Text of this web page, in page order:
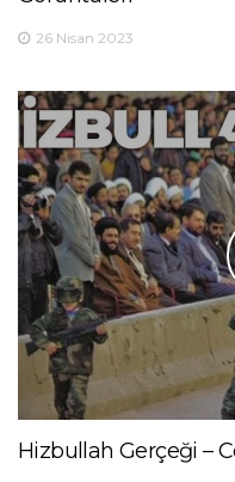
26 Nisan 2023
Hizbullah Gerçeği –